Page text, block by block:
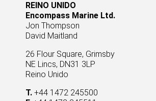
REINO UNIDO
Encompass Marine Ltd.
Jon Thompson
David Maitland
26 Flour Square, Grimsby
NE Lincs, DN31 3LP
Reino Unido
T. +44 1472 245500